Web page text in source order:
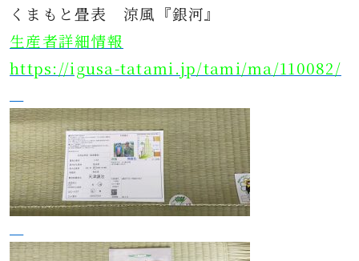
くまもと畳表 涼風『銀河』
生産者詳細情報
https://igusa-tatami.jp/tami/ma/110082/